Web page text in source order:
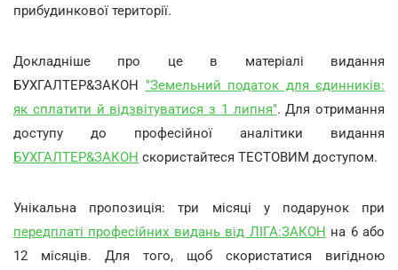
прибудинкової території.
Докладніше про це в матеріалі видання
БУХГАЛТЕР&ЗАКОН "Земельний податок для єдинників:
як сплатити й відзвітуватися з 1 липня". Для отримання
доступу до професійної аналітики видання
БУХГАЛТЕР&ЗАКОН скористайтеся ТЕСТОВИМ доступом.
Унікальна пропозиція: три місяці у подарунок при
передплаті професійних видань від ЛІГА:ЗАКОН на 6 або
12 місяців. Для того, щоб скористатися вигідною